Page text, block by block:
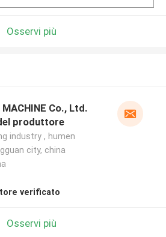
Osservi più
MACHINE Co., Ltd.
produttore
industry , humen
city, china
verificato
Osservi più